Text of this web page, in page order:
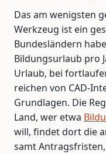
Das am wenigsten
Werkzeug ist ein
Bundesländern
Bildungsurlaub pro
Urlaub, bei
reichen von CAD-
Grundlagen. Die
Land, wer etwa
will, findet dort die
samt